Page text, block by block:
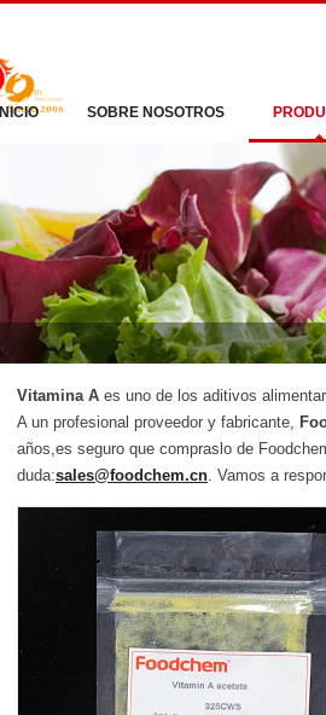
INICIO SOBRE NOSOTROS
Vitamina A es uno de los aditivos
A un profesional proveedor y fabricante,
años,es seguro que compraslo de
duda:sales@foodchem.cn. Vamos a